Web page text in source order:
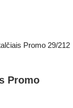
Promo 29/212
Promo